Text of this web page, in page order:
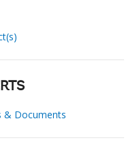
& Documents